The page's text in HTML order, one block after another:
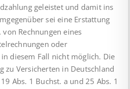
geleistet und damit ins
sei eine Erstattung
Rechnungen eines
oder
diesem Fall nicht möglich. Die
zu Versicherten in Deutschland
Abs. 1 Buchst. a und 25 Abs. 1